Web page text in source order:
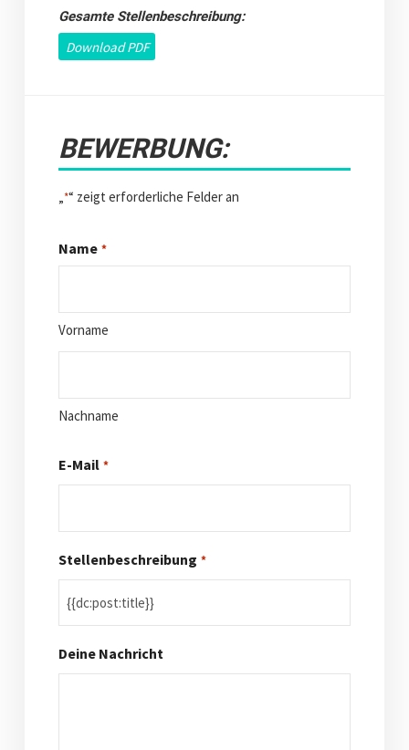
Gesamte Stellenbeschreibung:
Download PDF
BEWERBUNG:
„*“ zeigt erforderliche Felder an
Name *
Vorname
Nachname
E-Mail *
Stellenbeschreibung *
Deine Nachricht